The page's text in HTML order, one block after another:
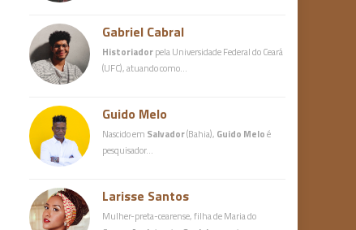
Gabriel Cabral
Historiadorpela Universidade Federal do Ceará
(UFC), atuando como…
Guido Melo
Nascido em Salvador(Bahia), Guido Meloé
pesquisador…
Larisse Santos
Mulher-preta-cearense, filha de Maria do